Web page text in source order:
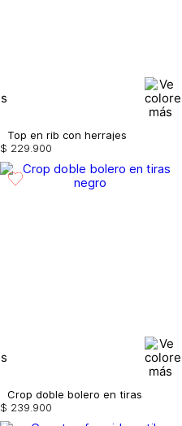
Top en rib con herrajes
$ 229.900
Crop doble bolero en tiras
$ 239 900